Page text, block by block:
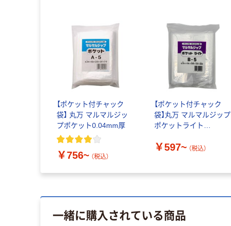
【ポケット付チャック
袋】 丸万 マルマルジッ
プポケット0.04mm厚
￥756~ （税込）
【ポケット付チャック
袋】丸万 マルマルジップ
ポケットライト
￥597~ （税込）
一緒に購入されている商品